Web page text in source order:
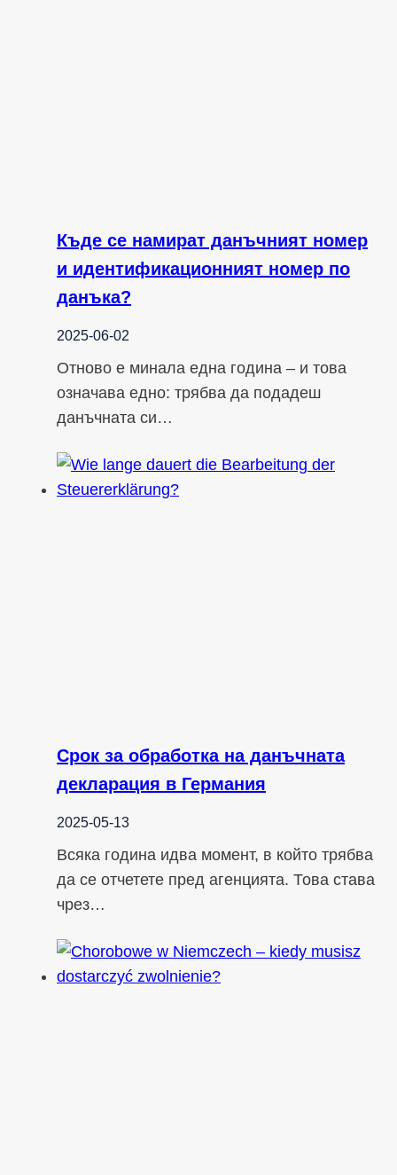
Къде се намират данъчният номер
и идентификационният номер по
данъка?
2025-06-02
Отново е минала една година – и това
означава едно: трябва да подадеш
данъчната си…
Срок за обработка на данъчната
декларация в Германия
2025-05-13
Всяка година идва момент, в който трябва
да се отчетете пред агенцията. Това става
чрез…